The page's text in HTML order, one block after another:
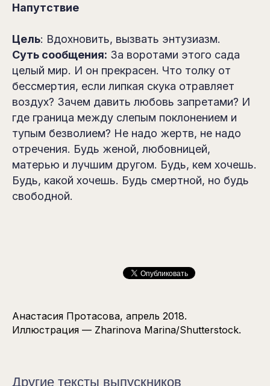
Напутствие
Цель: Вдохновить, вызвать энтузиазм.
Суть сообщения: За воротами этого сада
целый мир. И он прекрасен. Что толку от
бессмертия, если липкая скука отравляет
воздух? Зачем давить любовь запретами? И
где граница между слепым поклонением и
тупым безволием? Не надо жертв, не надо
отречения. Будь женой, любовницей,
матерью и лучшим другом. Будь, кем хочешь.
Будь, какой хочешь. Будь смертной, но будь
свободной.
Анастасия Протасова, апрель 2018.
Иллюстрация — Zharinova Marina/Shutterstock.
Другие тексты выпускников